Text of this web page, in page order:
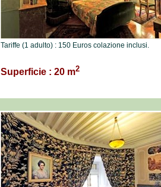
Tariffe (1 adulto) : 150 Euros colazione inclusi.
Superficie : 20 m2